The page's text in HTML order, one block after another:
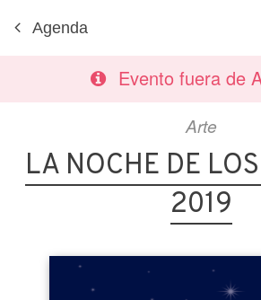
Agenda
Evento fuera de
Arte
LA NOCHE DE
2019